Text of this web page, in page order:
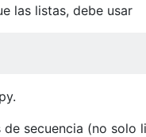
las listas, debe usar
secuencia (no solo